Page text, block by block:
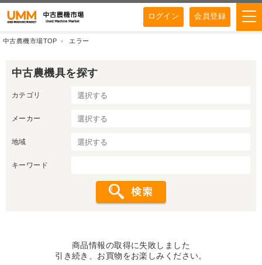
ログイン 会員登録
中古農機市場TOP エラー
中古農機具を探す
カテゴリ
メーカー
地域
キーワード
商品情報の取得に失敗しました
引き続き、お買物をお楽しみください。